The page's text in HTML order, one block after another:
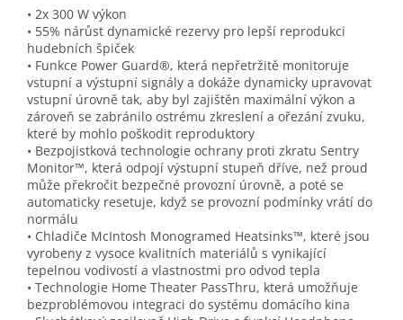
• 2x 300 W výkon
• 55% nárůst dynamické rezervy pro lepší reprodukci
hudebních špiček
• Funkce Power Guard®, která nepřetržitě monitoruje
vstupní a výstupní signály a dokáže dynamicky upravovat
vstupní úrovně tak, aby byl zajištěn maximální výkon a
zároveň se zabránilo ostrému zkreslení a ořezání zvuku,
které by mohlo poškodit reproduktory
• Bezpojistková technologie ochrany proti zkratu Sentry
Monitor™, která odpojí výstupní stupeň dříve, než proud
může překročit bezpečné provozní úrovně, a poté se
automaticky resetuje, když se provozní podmínky vrátí do
normálu
• Chladiče McIntosh Monogramed Heatsinks™, které jsou
vyrobeny z vysoce kvalitních materiálů s vynikající
tepelnou vodivostí a vlastnostmi pro odvod tepla
• Technologie Home Theater PassThru, která umožňuje
bezproblémovou integraci do systému domácího kina